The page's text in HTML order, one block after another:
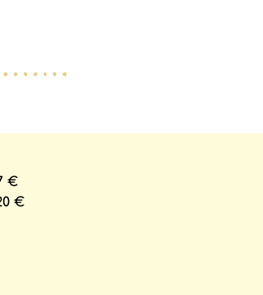
€
€